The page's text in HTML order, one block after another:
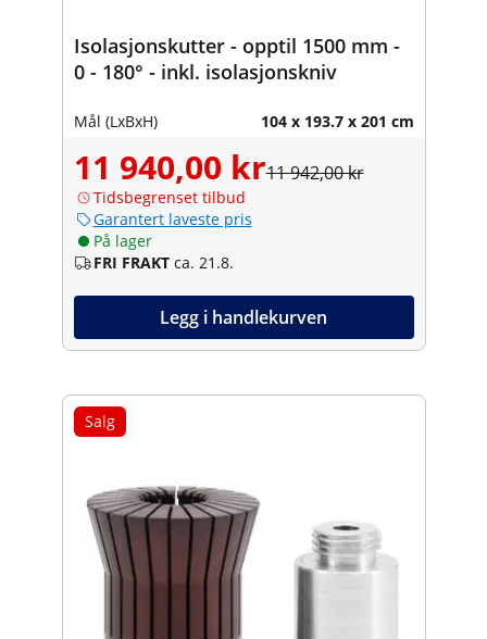
Isolasjonskutter - opptil 1500 mm -
0 - 180° - inkl. isolasjonskniv
Mål (LxBxH) 104 x 193.7 x 201 cm
11 940,00 kr11 942,00 kr
Tidsbegrenset tilbud
Garantert laveste pris
På lager
FRI FRAKT ca. 21.8.
Legg i handlekurven
Salg